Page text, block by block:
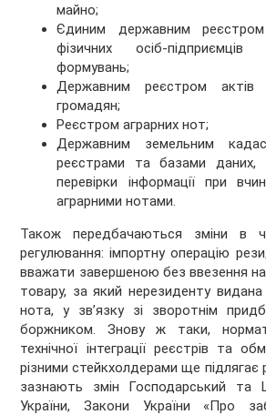
майно;
Єдиним державним
фізичних осіб-
формувань;
Державним реєстром актів
громадян;
Реєстром аграрних нот;
Державним земельним
реєстрами та базами даних,
перевірки інформації при
аграрними нотами.
Також передбачаються зміни в
регулювання: імпортну операцію
вважати завершеною без ввезення на
товару, за який нерезиденту видана
нота, у зв’язку зі зворотнім
боржником. Знову ж таки,
технічної інтеграції реєстрів та
різними стейкхолдерами ще підлягає
зазнають змін Господарський та
України, Закони України «Про